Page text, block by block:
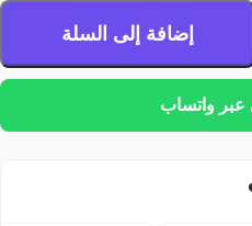
إضافة إلى السلة
عبر واتساب